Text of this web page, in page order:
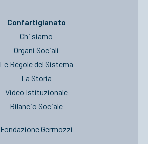
Confartigianato
Chi siamo
Organi Sociali
Le Regole del Sistema
La Storia
Video Istituzionale
Bilancio Sociale
Fondazione Germozzi